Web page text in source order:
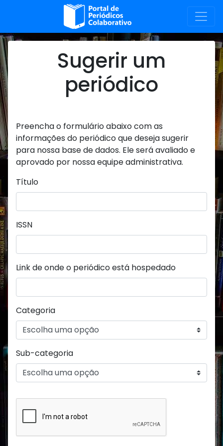
Sugerir um
periódico
Preencha o formulário abaixo com as
informações do periódico que deseja sugerir
para nossa base de dados. Ele será avaliado e
aprovado por nossa equipe administrativa.
Título
ISSN
Link de onde o periódico está hospedado
Categoria
Sub-categoria